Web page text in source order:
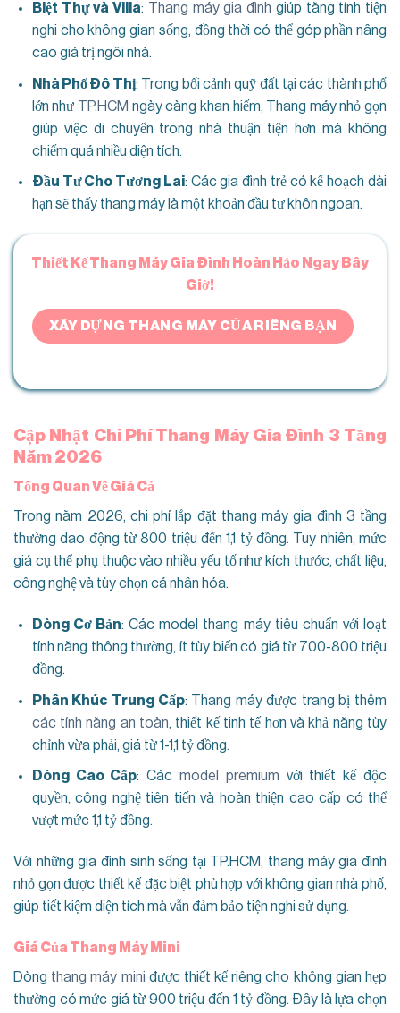
Biệt Thự và Villa: Thang máy gia đình giúp tăng tính tiện
nghi cho không gian sống, đồng thời có thể góp phần nâng
cao giá trị ngôi nhà.
Nhà Phố Đô Thị: Trong bối cảnh quỹ đất tại các thành phố
lớn như TP.HCM ngày càng khan hiếm, Thang máy nhỏ gọn
giúp việc di chuyển trong nhà thuận tiện hơn mà không
chiếm quá nhiều diện tích.
Đầu Tư Cho Tương Lai: Các gia đình trẻ có kế hoạch dài
hạn sẽ thấy thang máy là một khoản đầu tư khôn ngoan.
Thiết Kế Thang Máy Gia Đình Hoàn Hảo Ngay Bây
Giờ!
XÂY DỰNG THANG MÁY CỦA RIÊNG BẠN
Cập Nhật Chi Phí Thang Máy Gia Đình 3 Tầng
Năm 2026
Tổng Quan Về Giá Cả
Trong năm 2026, chi phí lắp đặt thang máy gia đình 3 tầng
thường dao động từ 800 triệu đến 1,1 tỷ đồng. Tuy nhiên, mức
giá cụ thể phụ thuộc vào nhiều yếu tố như kích thước, chất liệu,
công nghệ và tùy chọn cá nhân hóa.
Dòng Cơ Bản: Các model thang máy tiêu chuẩn với loạt
tính năng thông thường, ít tùy biến có giá từ 700-800 triệu
đồng.
Phân Khúc Trung Cấp: Thang máy được trang bị thêm
các tính năng an toàn, thiết kế tinh tế hơn và khả năng tùy
chỉnh vừa phải, giá từ 1-1,1 tỷ đồng.
Dòng Cao Cấp: Cácmodel premium với thiết kế độc
quyền, công nghệ tiên tiến và hoàn thiện cao cấp có thể
vượt mức 1,1 tỷ đồng.
Với những gia đình sinh sống tại TP.HCM, thang máy gia đình
nhỏ gọn được thiết kế đặc biệt phù hợp với không gian nhà phố,
giúp tiết kiệm diện tích mà vẫn đảm bảo tiện nghi sử dụng.
Giá Của Thang Máy Mini
Dòng thang máy mini được thiết kế riêng cho không gian hẹp
thường có mức giá từ 900 triệu đến 1 tỷ đồng. Đây là lựa chọn